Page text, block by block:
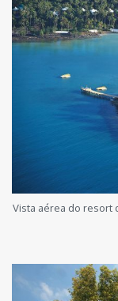
Vista aérea do resort